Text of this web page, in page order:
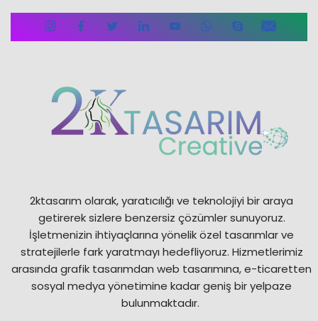
2ktasarım olarak, yaratıcılığı ve teknolojiyi bir araya
getirerek sizlere benzersiz çözümler sunuyoruz.
İşletmenizin ihtiyaçlarına yönelik özel tasarımlar ve
stratejilerle fark yaratmayı hedefliyoruz. Hizmetlerimiz
arasında grafik tasarımdan web tasarımına, e-ticaretten
sosyal medya yönetimine kadar geniş bir yelpaze
bulunmaktadır.